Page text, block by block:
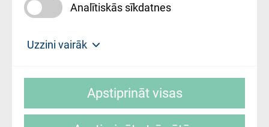
Analītiskās sīkdatnes
Uzzini vairāk
slimnīca, turpmāk – Pārzinis, sīkdatņu
Apstiprināt visas